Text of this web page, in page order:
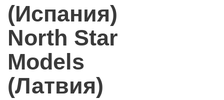
(Испания)
North Star
Models
(Латвия)